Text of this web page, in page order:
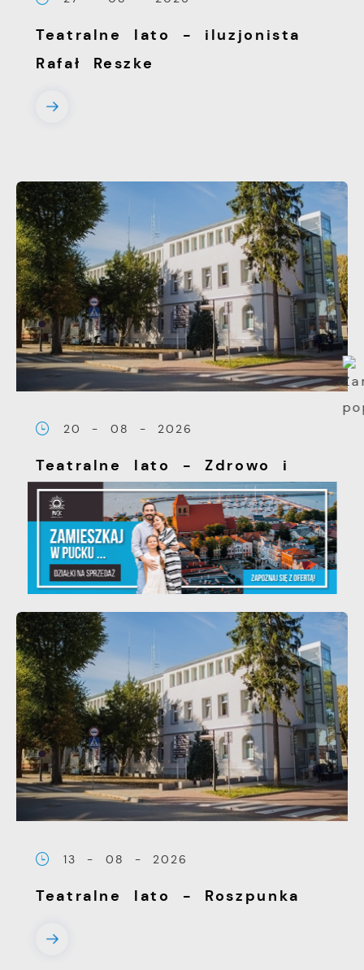
Teatralne lato - iluzjonista
Rafał Reszke
20 - 08 - 2026
Teatralne lato - Zdrowo i
kolorowo
13 - 08 - 2026
Teatralne lato - Roszpunka
mogą pojawić się na stronach podmiotów
trzecich lub firm będących naszymi
Firmy te działają w charakterze